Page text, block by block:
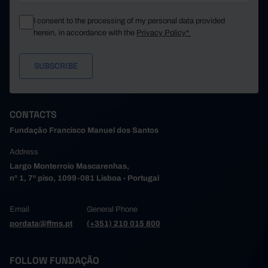
I consent to the processing of my personal data provided
herein, in accordance with the Privacy Policy*
CONTACTS
Fundação Francisco Manuel dos Santos
Address
Largo Monterroio Mascarenhas,
nº 1, 7º piso, 1099-081 Lisboa - Portugal
Email
pordata@ffms.pt
General Phone
(+351) 210 015 800
FOLLOW FUNDAÇÃO